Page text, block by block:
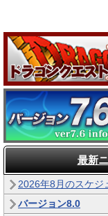
最新
2026年8月のスケジ
バージョン8.0